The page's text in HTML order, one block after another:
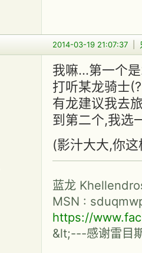
2014-03-19 21:07:37
我嘛...第一个
打听某龙骑士
有龙建议我去
到第二个,我选
(影汁大大,你
蓝龙
MSN :
https://
&lt;---感谢雷目